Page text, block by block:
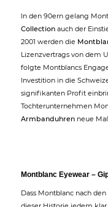
In den 90ern gelang
Collection auch der
2001 werden die
Lizenzvertrags von dem
folgte Montblancs
Investition in die
signifikanten Profit
Tochterunternehmen
Armbanduhren neue
Montblanc Eyewear –
Dass Montblanc nach